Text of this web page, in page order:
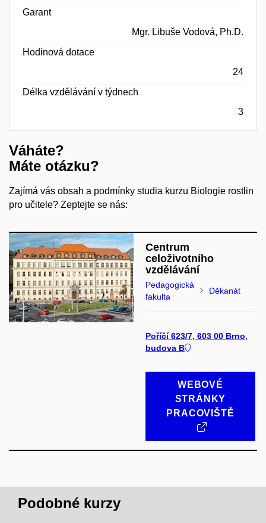
Garant
Mgr. Libuše Vodová, Ph.D.
Hodinová dotace
24
Délka vzdělávání v týdnech
3
Váháte?
Máte otázku?
Zajímá vás obsah a podmínky studia kurzu Biologie rostlin
pro učitele? Zeptejte se nás:
Centrum
celoživotního
vzdělávání
Pedagogická
fakulta
Děkanát
Poříčí 623/7, 603 00 Brno,
budova B
WEBOVÉ
STRÁNKY
PRACOVIŠTĚ
Podobné kurzy